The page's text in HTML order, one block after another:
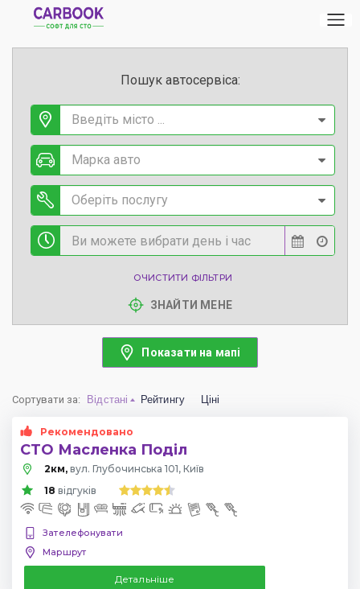
Пошук автосервіса:
Введіть місто ...
Марка авто
Оберіть послугу
ОЧИСТИТИ ФІЛЬТРИ
ЗНАЙТИ МЕНЕ
Показати на мапі
Сортувати за: Відстані Рейтингу Ціні
Рекомендовано
СТО Масленка Поділ
2км, вул. Глубочинська 101, Київ
18 відгуків
Зателефонувати
Маршрут
Детальніше